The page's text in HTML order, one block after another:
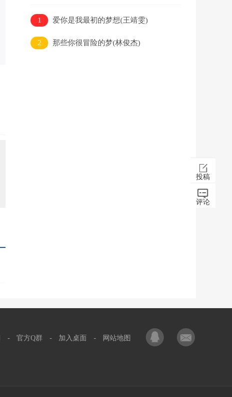
投稿
评论
1 爱你是我最初的梦想(王靖雯)
2 那些你很冒险的梦(林俊杰)
- 官方Q群 - 加入桌面 - 网站地图